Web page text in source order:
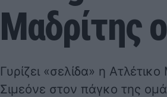
Μαδρίτης
Γυρίζει «σελίδα» η
Σιμεόνε στον πάγκο της